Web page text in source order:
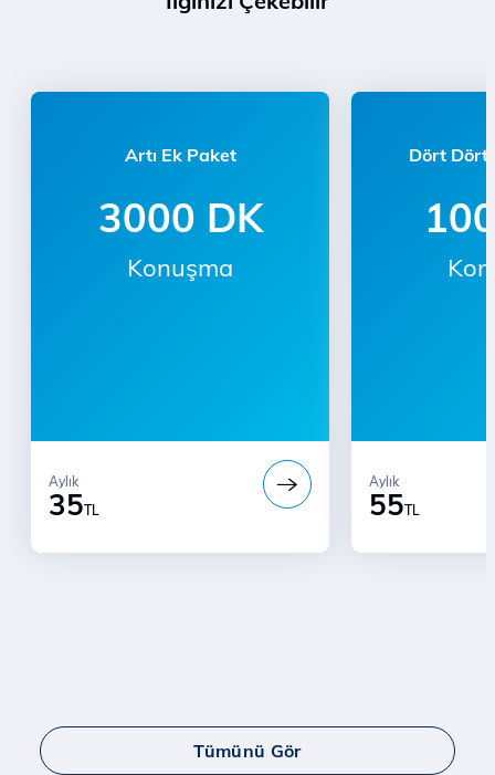
Artı Ek Paket
3000 DK
Konuşma
35TL
Aylık
Dört
55TL
Aylık
Tümünü Gör